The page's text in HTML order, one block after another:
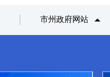
市州政府网站